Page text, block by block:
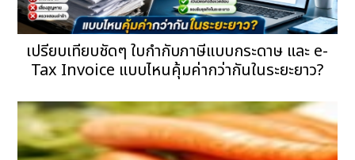
เปรียบเทียบชัดๆ ใบกำกับภาษีแบบกระดาษ และ e-
Tax Invoice แบบไหนคุ้มค่ากว่ากันในระยะยาว?